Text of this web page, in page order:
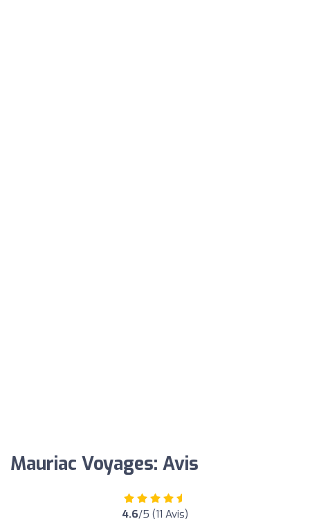
Mauriac Voyages: Avis
4.6/5 (11 Avis)